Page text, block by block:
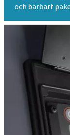
och bärbart